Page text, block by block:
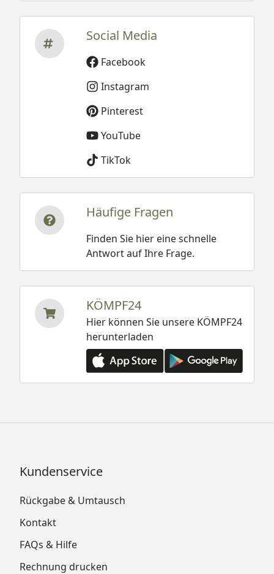
Social Media
Facebook
Instagram
Pinterest
YouTube
TikTok
Häufige Fragen
Finden Sie hier eine schnelle
Antwort auf Ihre Frage.
KÖMPF24
Hier können Sie unsere KÖMPF24
herunterladen
Kundenservice
Rückgabe & Umtausch
Kontakt
FAQs & Hilfe
Rechnung drucken